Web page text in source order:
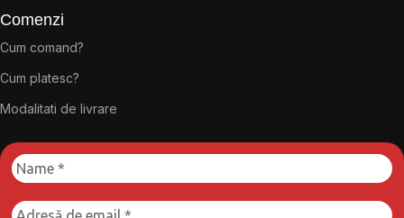
Comenzi
Cum comand?
Cum platesc?
Modalitati de livrare